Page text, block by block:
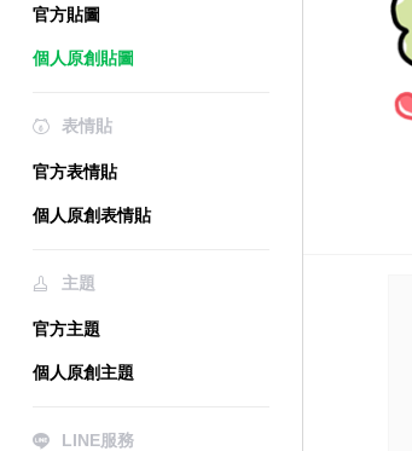
官方貼圖
個人原創貼圖
表情貼
官方表情貼
個人原創表情貼
主題
官方主題
個人原創主題
LINE服務